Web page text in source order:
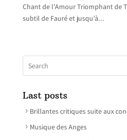
Chant de l’Amour Triomphant de
subtil de Fauré et jusqu’à...
Last posts
Brillantes critiques suite aux
Musique des Anges